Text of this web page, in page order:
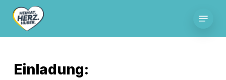
content
Einladung: